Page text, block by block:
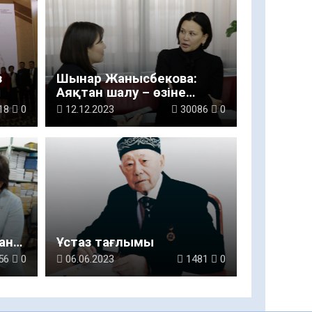
0
Шынар Жанысбекова:
Аяқтан шалу – өзіне
сенімсіз адамның әрекеті
12.12.2023 30086 0
0
Ұстаз тағлымы
06.06.2023 1481 0